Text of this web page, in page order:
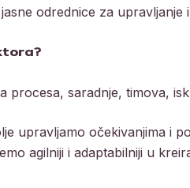
odrednice za
procesa, saradnje, timova,
upravljamo očekivanjima i
agilniji i adaptabilniji u